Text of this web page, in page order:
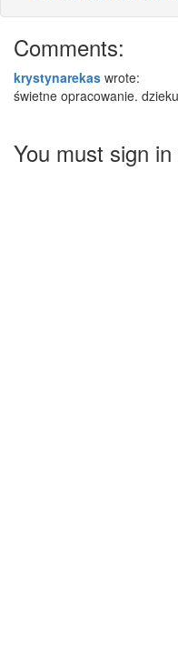
Comments:
krystynarekas wrote:
świetne opracowanie.
You must sign